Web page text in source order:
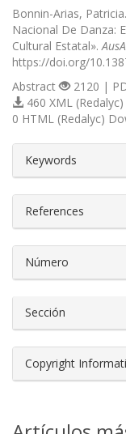
Bonnin-Arias,
Nacional De Danza:
Cultural Estatal».
https://doi.org/
Abstract
2120 |
460 XML
0 HTML (Redalyc)
Keywords
References
Número
Sección
Copyright